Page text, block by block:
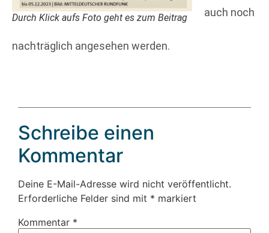
Durch Klick aufs Foto geht es zum Beitrag
auch noch
nachträglich angesehen werden.
Schreibe einen
Kommentar
Deine E-Mail-Adresse wird nicht veröffentlicht.
Erforderliche Felder sind mit * markiert
Kommentar *